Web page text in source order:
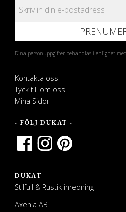
Dina personuppgifter behandlas i enlighet
Kontakta oss
Tyck till om oss
Mina Sidor
- FÖLJ DUKAT -
DUKAT
Stilfull & Rustik inredning
Axenia AB